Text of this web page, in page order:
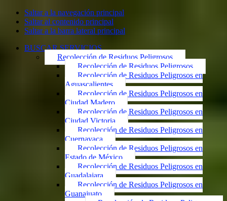
Saltar a la navegación principal
Saltar al contenido principal
Saltar a la barra lateral principal
BUSCAR SERVICIOS
Recolección de Residuos Peligrosos
Recolección de Residuos Peligrosos
Recolección de Residuos Peligrosos en
Aguascalientes
Recolección de Residuos Peligrosos en
Ciudad Madero
Recolección de Residuos Peligrosos en
Ciudad Victoria
Recolección de Residuos Peligrosos en
Cuernavaca
Recolección de Residuos Peligrosos en
Estado de México
Recolección de Residuos Peligrosos en
Guadalajara
Recolección de Residuos Peligrosos en
Guanajuato